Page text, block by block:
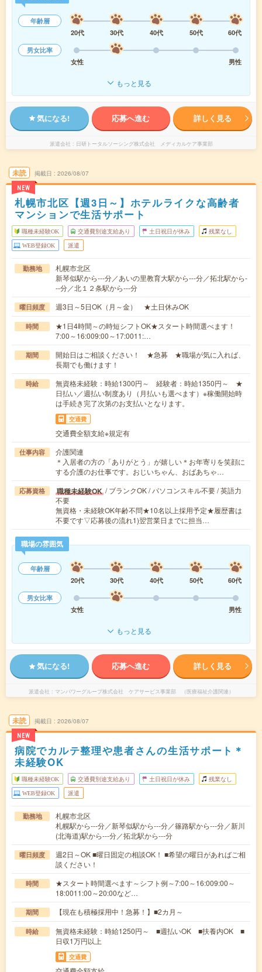
年齢層
20代
30代 40代 50代
60代
男女比率
女性
男性
もっと見る
気になる! 応募へ進む 詳しく見る
派遣会社 日研トータルソーシング株式会社 メディカルケア事業部
未読
NEW
掲載日 2026/08/07
札幌市北区【週3日～】ホテルライクな高齢者
マンションで生活サポート
職種未経験OK 交通費別途支給あり 土日祝日が休み 残業なし
WEB登録OK 派遣
勤務地
札幌市北区
新琴似駅から---分／あいの里教育大駅から---分／拓北駅から-
--分／北１２条駅から---分
曜日頻度 週3日～5日OK（月～金） ★土日休みOK
時間
★1日4時間～の時短シフトOK★スタート時間選べます！
7:00～16:009:00～17:0011:…
期間
開始日はご相談ください！ ★急募 ★職場が気に入れば、
長期でも働けます！
時給
無資格未経験：時給1300円～ 経験者：時給1350円～ ★
日払い／週払い制度あり（月払いも選べます）※稼働開始時
は手続き完了次第のお支払いとなります。
交通費
交通費全額支給※規定有
仕事内容
介護関連
＊入居者の方の「ありがとう」が嬉しい＊お年寄りを笑顔に
する介護のお仕事です。おじいちゃん、おばあちゃ…
応募資格 職種未経験OK / ブランクOK / パソコンスキル不要 / 英語力
不要
無資格・未経験OK年齢不問★10名以上採用予定★履歴書は
不要です▽応募後の流れ1)翌営業日までに担当…
職場の雰囲気
年齢層
20代
30代 40代 50代
60代
男女比率
女性
男性
もっと見る
気になる! 応募へ進む 詳しく見る
派遣会社 マンパワーグループ株式会社 ケアサービス事業部 （医療福祉介護関連）
未読
NEW
掲載日 2026/08/07
病院でカルテ整理や患者さんの生活サポート＊
未経験OK
職種未経験OK 交通費別途支給あり 土日祝日が休み 残業なし
WEB登録OK 派遣
勤務地
札幌市北区
札幌駅から---分／新琴似駅から---分／篠路駅から---分／新川
(北海道)駅から---分／拓北駅から---分
曜日頻度
週2日～OK ■曜日固定の相談OK！ ■希望の曜日があればご相
談ください！
時間
★スタート時間選べます～シフト例～7:00～16:009:00～
18:0011:00～20:00など…
期間 【現在も積極採用中！急募！】■2カ月～
時給
無資格未経験：時給1250円～ ■週払いOK ■扶養内OK ■
日収1万円以上
交通費